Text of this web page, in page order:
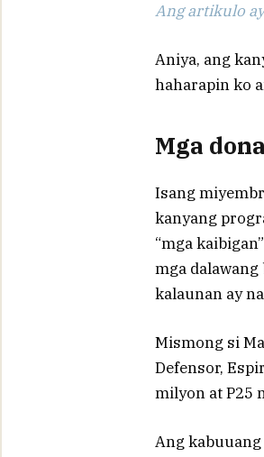
Ang artikulo
Aniya, ang
haharapin ko
Mga
Isang
kanyang
“mga
mga
kalaunan ay
Mismong si
Defensor,
milyon at P25
Ang